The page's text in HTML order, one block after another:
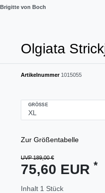
Brigitte von Boch
Olgiata
Artikelnummer 1015055
GRÖSSE
Zur Größentabelle
UVP 189,00 €
75,60 EUR *
Inhalt 1 Stück